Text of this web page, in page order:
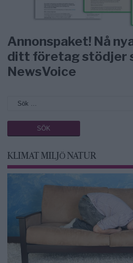
Annonspaket! Nå
ditt företag stödjer
NewsVoice
KLIMAT MILJÖ NATUR